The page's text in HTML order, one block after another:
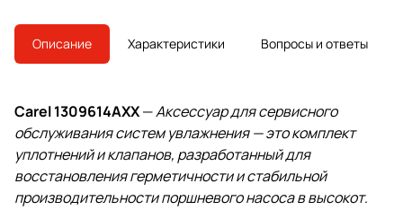
поршневого насоса в
высокоточных системах
распылительного увлажнения.
диаметром поршня 18 мм
(латунная версия), что делает
ее точным решением для
регламентного ремонта без
подбора отдельных деталей.
Такая совместимость сокращает
простой и возвращает установку
Описание Характеристики Вопросы и ответы
Carel 1309614AXX—Аксессуар для сервисного
обслуживания систем увлажнения — это комплект
уплотнений и клапанов, разработанный для
восстановления герметичности и стабильной
производительности поршневого насоса в высокот.